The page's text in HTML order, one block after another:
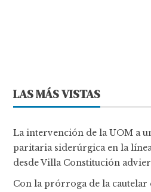
LAS MÁS VISTAS
La intervención de la UOM a
paritaria siderúrgica en la
desde Villa Constitución
Con la prórroga de la cautelar